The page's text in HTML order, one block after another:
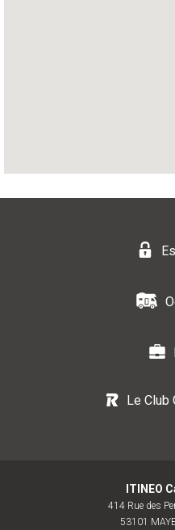
Le Club
ITINEO
414 Rue des
53101